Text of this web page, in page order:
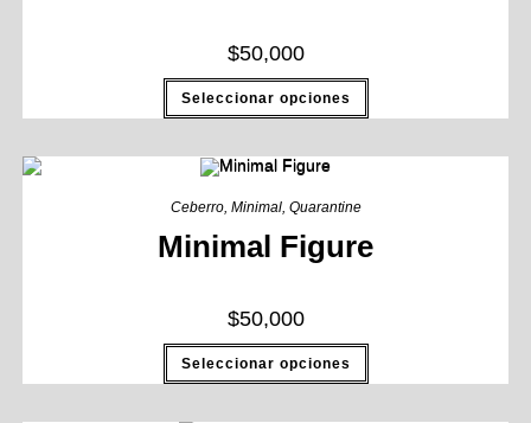
$50,000
Seleccionar opciones
Ceberro, Minimal, Quarantine
Minimal Figure
$50,000
Seleccionar opciones